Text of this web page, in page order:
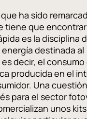
ha sido
tiene que
es la disciplina
destinada al
decir, el consumo
producida en el
Una
para el sector
unos